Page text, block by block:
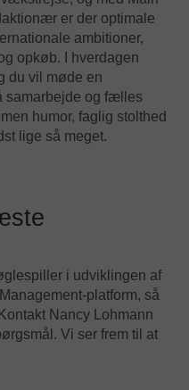
er der optimale
ambitioner,
opkøb. I hverdagen
du vil møde en
samarbejde og fælles
humor, faglig stolthed
lige så meget.
i udviklingen af
platform, så
Nancy Lohmann
Vi ser frem til at